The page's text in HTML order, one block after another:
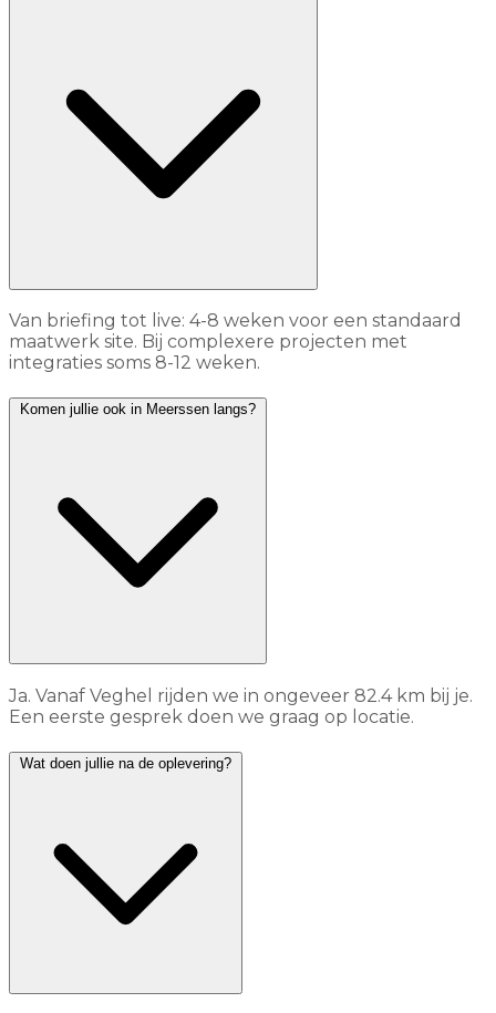
Van briefing tot live: 4-8 weken voor een standaard
maatwerk site. Bij complexere projecten met
integraties soms 8-12 weken.
Komen jullie ook in Meerssen langs?
Ja. Vanaf Veghel rijden we in ongeveer 82.4 km bij je.
Een eerste gesprek doen we graag op locatie.
Wat doen jullie na de oplevering?